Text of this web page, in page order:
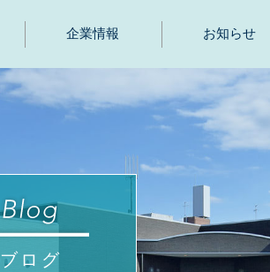
企業情報 お知らせ
ブログ